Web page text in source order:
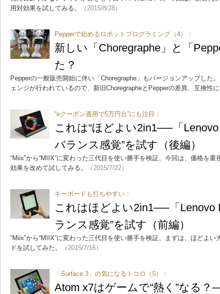
用対効果を試してみる。
（2015/8/28）
Pepperで始めるロボットプログラミング（4）：
新しい「Choregraphe」と「
た？
Pepperの一般販売開始に伴い「Choregraphe」もバージョンアップした
ェンジが行われているので、新旧ChoregrapheとPepperの差異、互換性
“eクーポン適用で5万円台”にも注目：
これは“ほどよい2in1──「
バランス感覚”を試す（後編）
“Miix”から“MIIX”に変わった三代目を使い勝手を検証。今回は、価格を
効果を改めて試してみる。
（2015/7/22）
キーボードも打ちやすい：
これはほどよい2in1──「Lenovo
ランス感覚”を試す（前編）
“Miix”から“MIIX”に変わった三代目を使い勝手を検証。まずは、ほどよ
ドを試してみた。
（2015/7/16）
「Surface 3」の気になるトコロ（5）：
Atom x7はゲームで“熱く”なる